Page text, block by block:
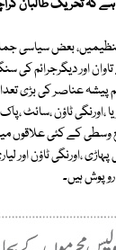
ہے کہ تحریک طالبان
بعض سیاسی
تاوان اور دیگرجرائم
پیشہ عناصر کی بڑی
،اورنگی ٹاؤن ،سائٹ
کے کئی علاقوں میں
پہاڑی ،اورنگی ٹاؤن اور
روپوش ہیں۔